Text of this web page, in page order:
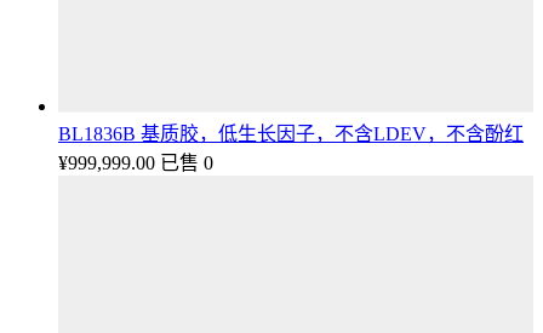
BL1836B 基质胶，低生长因子，不含LDEV，不含酚红
¥999,999.00 已售 0